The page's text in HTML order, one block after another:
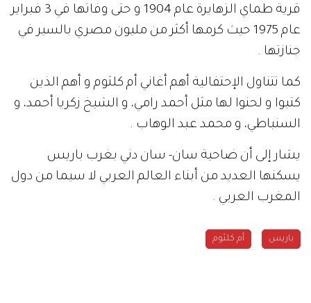
قرية طماي الزهايرة عام 1904 و حتى وفاتها في 3 فبراير
عام 1975 حيث كرمها أكثر من مليون مصري بالسير في
جنازتها .
كما تتناول الإحتفالية أهم أغاني أم كلثوم و أهم الذين
كتبوا و لحنوا لها مثل أحمد رامي، و الشيخ زكريا أحمد، و
السنباطي، و محمد عبد الوهاب .
يشار إلى أن ضاحية سان- سان دني بغرب باريس
يسكنها العديد من أبناء العالم العربي لا سيما من دول
المغرب العربي .
باريس أم كلثوم